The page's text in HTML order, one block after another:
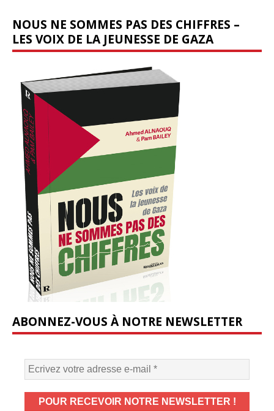
NOUS NE SOMMES PAS DES CHIFFRES –
LES VOIX DE LA JEUNESSE DE GAZA
ABONNEZ-VOUS À NOTRE NEWSLETTER